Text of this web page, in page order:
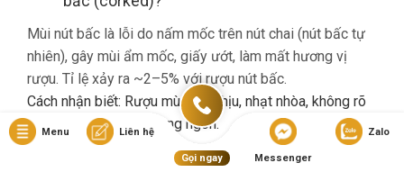
Mùi nút bấc là lỗi do nấm mốc trên nút chai (nút bấc tự
nhiên), gây mùi ẩm mốc, giấy ướt, làm mất hương vị
rượu. Tỉ lệ xảy ra ~2–5% với rượu nút bấc.
Cách nhận biết: Rượu mùi khó chịu, nhạt nhòa, không rõ
hương trái cây dù là vang ngon.
Nếu gặp lỗi này, bạn nên liên hệ cửa hàng đổi trả (nếu có
Menu Liên hệ
Gọi ngay Messenger
Zalo